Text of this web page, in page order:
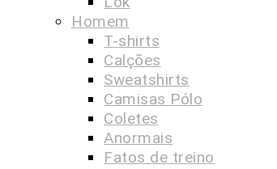
Homem
T-shirts
Calções
Sweatshirts
Camisas Pólo
Coletes
Anormais
Fatos de treino